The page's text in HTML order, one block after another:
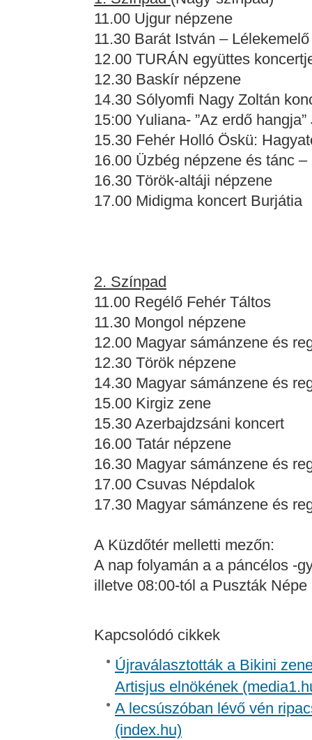
11.00 Ujgur népzene
11.30 Barát István – Lélekemelő
12.00 TURÁN együttes
12.30 Baskír népzene
14.30 Sólyomfi Nagy Zoltán
15:00 Yuliana- ”Az erdő
15.30 Fehér Holló Öskü:
16.00 Üzbég népzene és tánc
16.30 Török-altáji népzene
17.00 Midigma koncert Burjátia
2. Színpad
11.00 Regélő Fehér Táltos
11.30 Mongol népzene
12.00 Magyar sámánzene és
12.30 Török népzene
14.30 Magyar sámánzene és
15.00 Kirgiz zene
15.30 Azerbajdzsáni koncert
16.00 Tatár népzene
16.30 Magyar sámánzene és
17.00 Csuvas Népdalok
17.30 Magyar sámánzene és
A Küzdőtér melletti mezőn:
A nap folyamán a a páncélos -
illetve 08:00-tól a Puszták
Kapcsolódó cikkek
Újraválasztották a Bikini
Artisjus elnökének
A lecsúszóban lévő vén
(index.hu)